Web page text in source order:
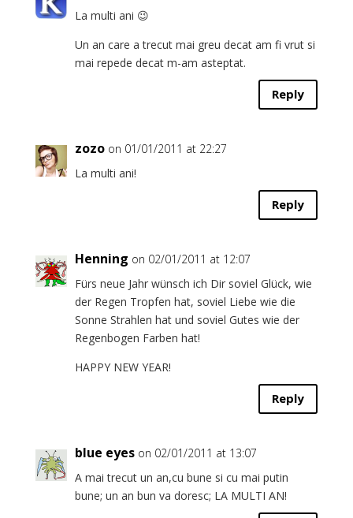
La multi ani 😉
Un an care a trecut mai greu decat am fi vrut si
mai repede decat m-am asteptat.
Reply
zozo on 01/01/2011 at 22:27
La multi ani!
Reply
Henning on 02/01/2011 at 12:07
Fürs neue Jahr wünsch ich Dir soviel Glück, wie
der Regen Tropfen hat, soviel Liebe wie die
Sonne Strahlen hat und soviel Gutes wie der
Regenbogen Farben hat!
HAPPY NEW YEAR!
Reply
blue eyes on 02/01/2011 at 13:07
A mai trecut un an,cu bune si cu mai putin
bune; un an bun va doresc; LA MULTI AN!